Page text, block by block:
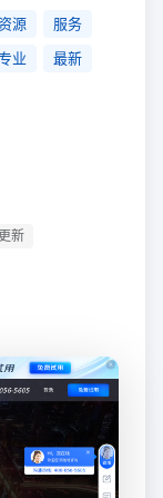
源
服务
业
最新
新